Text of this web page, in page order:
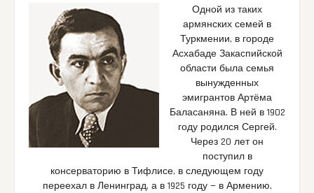
Одной из таких
армянских семей в
Туркмении, в городе
Асхабаде Закаспийской
области была семья
вынужденных
эмигрантов Артёма
Баласаняна. В ней в 1902
году родился Сергей.
Через 20 лет он
поступил в
консерваторию в Тифлисе, в следующем году
переехал в Ленинград, а в 1925 году — в Армению,